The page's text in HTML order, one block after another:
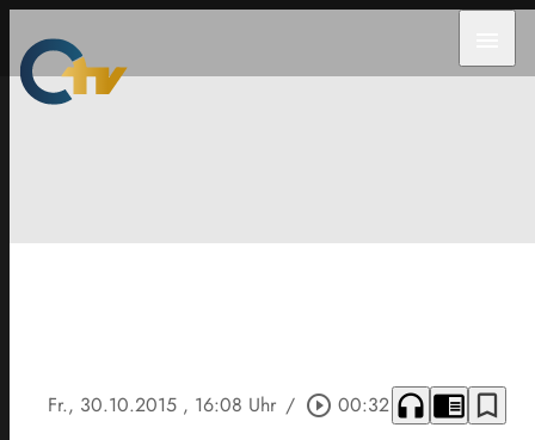
Fr., 30.10.2015 , 16:08 Uhr / play_circle_outline 00:32 headphones chrome_reader_mode bookmark_border